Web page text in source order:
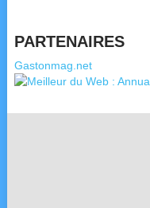
PARTENAIRES
Gastonmag.net